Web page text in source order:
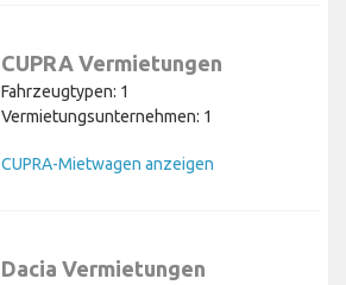
CUPRA Vermietungen
Fahrzeugtypen: 1
Vermietungsunternehmen: 1
CUPRA-Mietwagen anzeigen
Dacia Vermietungen